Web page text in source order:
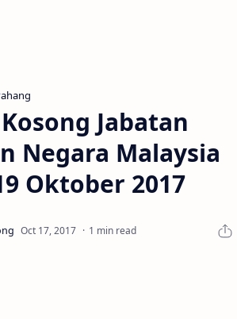
Jabatan
Negara Malaysia
Oktober 2017
1 min read